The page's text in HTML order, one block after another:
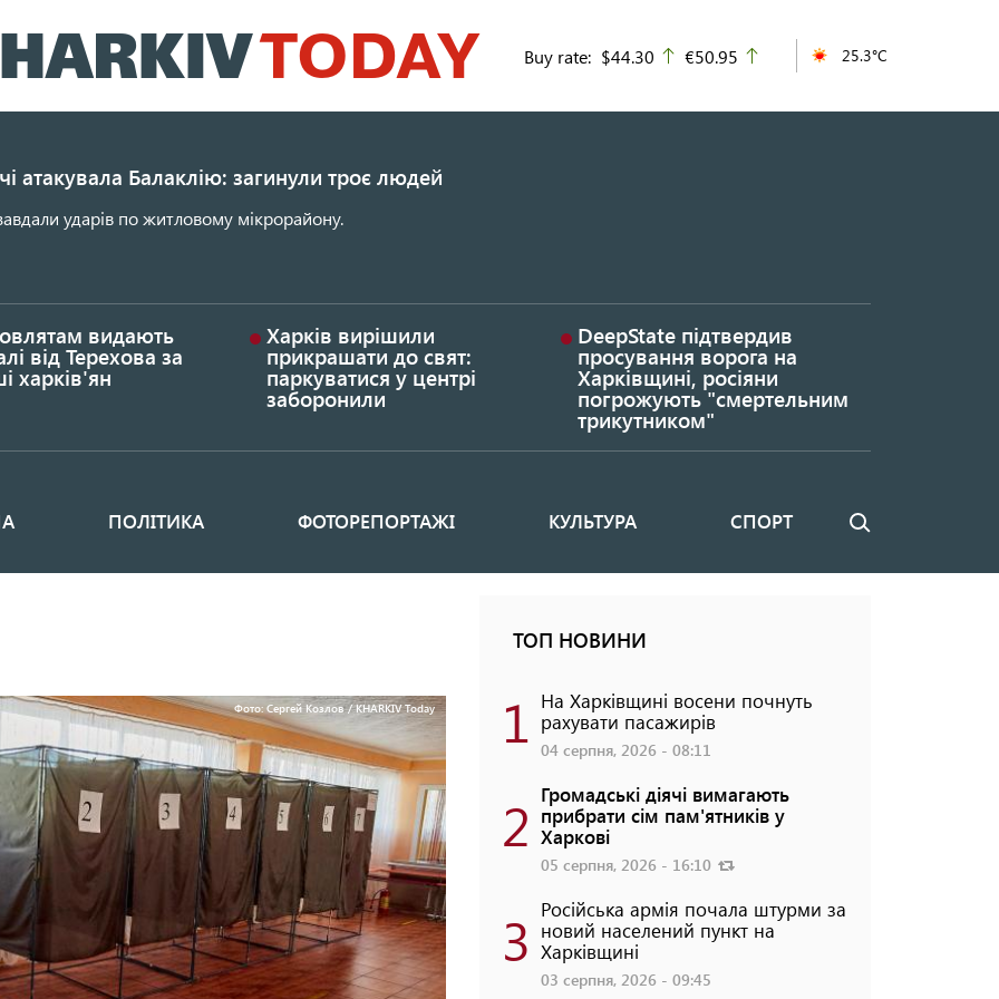
до
основного
Buy rate: $44.30 up
€50.95 25.3°C
атакувала Балаклію: загинули троє людей
ударів по житловому мікрорайону.
видають
від Терехова за
харків'ян
Харків вирішили
прикрашати до свят:
паркуватися у центрі
заборонили
DeepState підтвердив
просування ворога на
Харківщині, росіяни
погрожують "смертельним
трикутником"
ПОЛІТИКА ФОТОРЕПОРТАЖІ КУЛЬТУРА СПОРТ Пошук
Фото: Сергей Козлов / KHARKIV Today
ТОП НОВИНИ
1 На Харківщині восени почнуть
рахувати пасажирів
04 серпня, 2026 - 08:11
2 Громадські діячі вимагають
прибрати сім пам'ятників у
Харкові
05 серпня, 2026 - 16:10
3 Російська армія почала штурми за
новий населений пункт на
Харківщині
03 серпня, 2026 - 09:45